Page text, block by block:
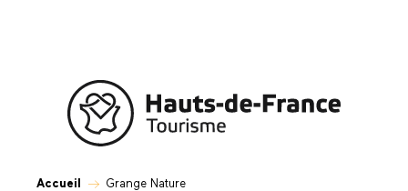
Accueil Grange Nature